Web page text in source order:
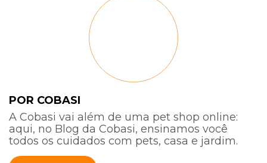
POR COBASI
A Cobasi vai além de uma pet shop online:
aqui, no Blog da Cobasi, ensinamos você
todos os cuidados com pets, casa e jardim.